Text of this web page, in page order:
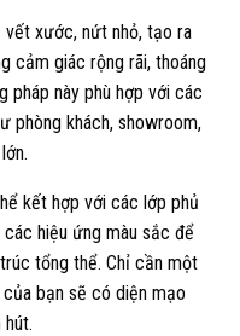
xước, nứt nhỏ, tạo ra
cảm giác rộng rãi, thoáng
pháp này phù hợp với các
phòng khách, showroom,
kết hợp với các lớp phủ
hiệu ứng màu sắc để
tổng thể. Chỉ cần một
bạn sẽ có diện mạo